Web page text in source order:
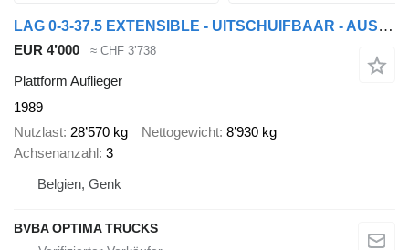
LAG 0-3-37.5 EXTENSIBLE - UITSCHUIFBAAR - AUSSCHIEBBAHR
EUR 4’000 ≈ CHF 3’738
Plattform Auflieger
1989
Nutzlast 28’570 kg Nettogewicht 8’930 kg
Achsenanzahl 3
Belgien, Genk
BVBA OPTIMA TRUCKS